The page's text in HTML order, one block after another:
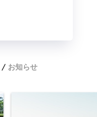
お知らせ